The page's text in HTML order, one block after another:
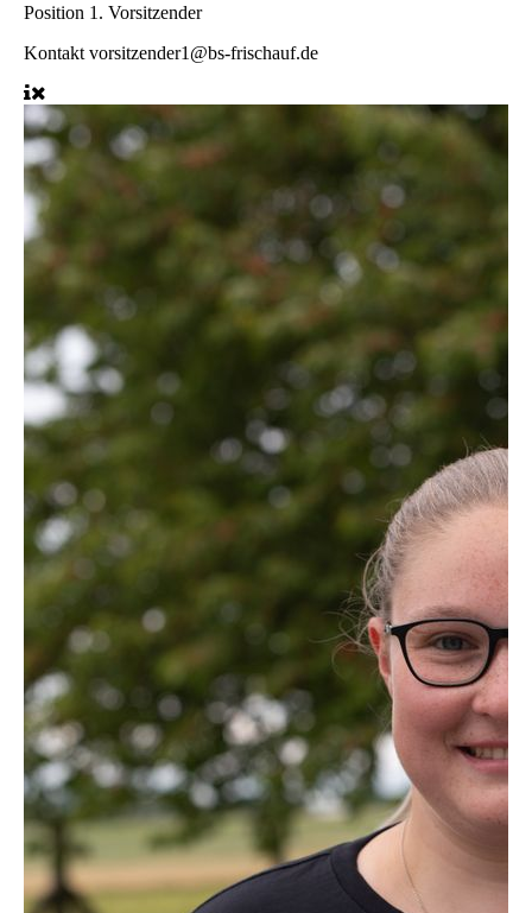
Position 1. Vorsitzender
Kontakt vorsitzender1@bs-frischauf.de